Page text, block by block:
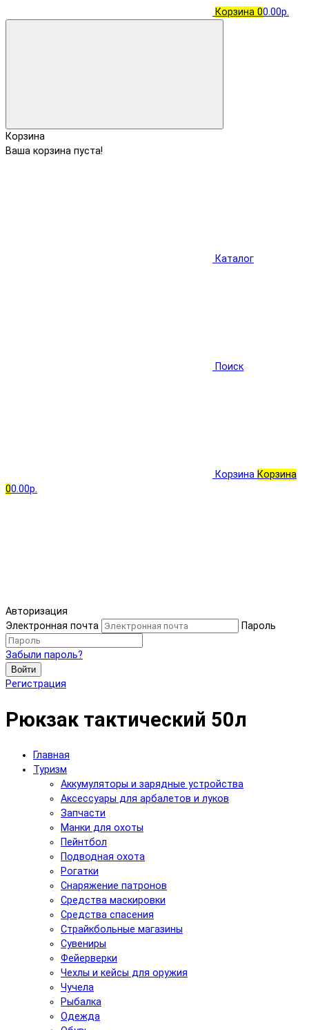
Корзина 00.00р.
Корзина
Ваша корзина пуста!
Каталог
Поиск
Корзина Корзина
00.00р.
Авторизация
Электронная почта
Пароль
Забыли пароль?
Войти
Регистрация
Рюкзак тактический 50л
Главная
Туризм
Аккумуляторы и зарядные устройства
Аксесcуары для арбалетов и луков
Запчасти
Манки для охоты
Пейнтбол
Подводная охота
Рогатки
Снаряжение патронов
Средства маскировки
Средства спасения
Страйкбольные магазины
Сувениры
Фейерверки
Чехлы и кейсы для оружия
Чучела
Рыбалка
Одежда